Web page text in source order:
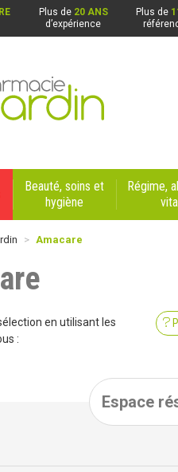
Plus de 20 ANS
d’expérience
Plus de
Nos 4 pharmacies :
Beauté, soins et
hygiène
Régime,
Amacare
en utilisant les
:
Espace